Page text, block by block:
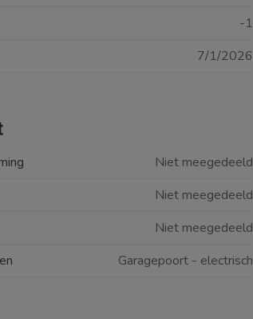
-1
7/1/2026
Niet meegedeeld
Niet meegedeeld
Niet meegedeeld
Garagepoort - electrisch